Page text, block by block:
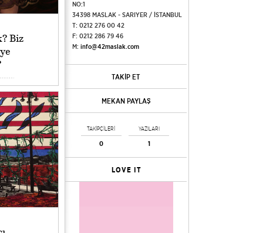
Biz
NO:1
34398 MASLAK - SARIYER / İSTANBUL
T: 0212 276 00 42
F: 0212 286 79 46
M: info@42maslak.com
TAKİP ET
MEKAN PAYLAŞ
TAKİPÇİLERİ
0
YAZILARI
1
LOVE IT